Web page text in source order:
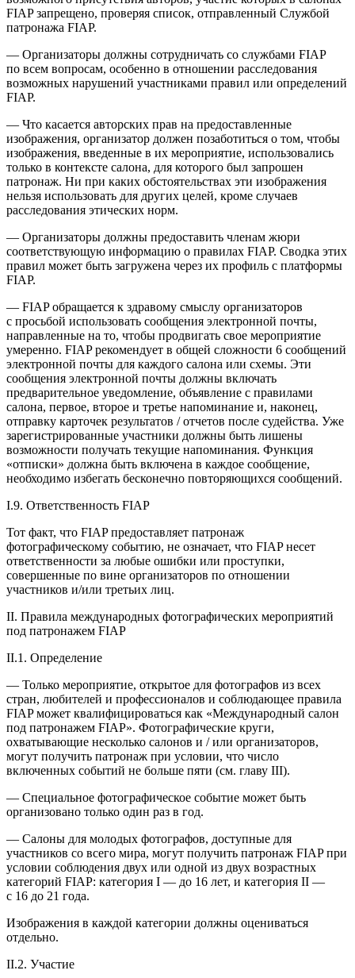
FIAP запрещено, проверяя список, отправленный Службой
патронажа FIAP.
— Организаторы должны сотрудничать со службами FIAP
по всем вопросам, особенно в отношении расследования
возможных нарушений участниками правил или определений
FIAP.
— Что касается авторских прав на предоставленные
изображения, организатор должен позаботиться о том, чтобы
изображения, введенные в их мероприятие, использовались
только в контексте салона, для которого был запрошен
патронаж. Ни при каких обстоятельствах эти изображения
нельзя использовать для других целей, кроме случаев
расследования этических норм.
— Организаторы должны предоставить членам жюри
соответствующую информацию о правилах FIAP. Сводка этих
правил может быть загружена через их профиль с платформы
FIAP.
— FIAP обращается к здравому смыслу организаторов
с просьбой использовать сообщения электронной почты,
направленные на то, чтобы продвигать свое мероприятие
умеренно. FIAP рекомендует в общей сложности 6 сообщений
электронной почты для каждого салона или схемы. Эти
сообщения электронной почты должны включать
предварительное уведомление, объявление с правилами
салона, первое, второе и третье напоминание и, наконец,
отправку карточек результатов / отчетов после судейства. Уже
зарегистрированные участники должны быть лишены
возможности получать текущие напоминания. Функция
«отписки» должна быть включена в каждое сообщение,
необходимо избегать бесконечно повторяющихся сообщений.
I.9. Ответственность FIAP
Тот факт, что FIAP предоставляет патронаж
фотографическому событию, не означает, что FIAP несет
ответственности за любые ошибки или проступки,
совершенные по вине организаторов по отношении
участников и/или третьих лиц.
II. Правила международных фотографических мероприятий
под патронажем FIAP
II.1. Определение
— Только мероприятие, открытое для фотографов из всех
стран, любителей и профессионалов и соблюдающее правила
FIAP может квалифицироваться как «Международный салон
под патронажем FIAP». Фотографические круги,
охватывающие несколько салонов и / или организаторов,
могут получить патронаж при условии, что число
включенных событий не больше пяти (см. главу III).
— Специальное фотографическое событие может быть
организовано только один раз в год.
— Салоны для молодых фотографов, доступные для
участников со всего мира, могут получить патронаж FIAP при
условии соблюдения двух или одной из двух возрастных
категорий FIAP: категория I — до 16 лет, и категория II —
с 16 до 21 года.
Изображения в каждой категории должны оцениваться
отдельно.
II.2. Участие